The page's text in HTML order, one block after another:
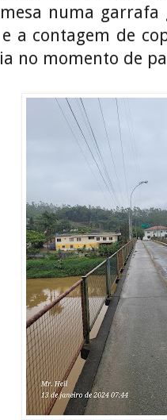
numa
a contagem de
no momento de